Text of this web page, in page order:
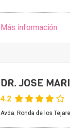
Más información
DR. JOSE
4.2
Avda. Ronda de los